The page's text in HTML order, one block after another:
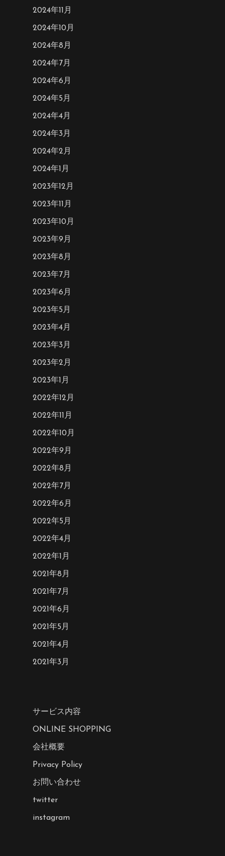
2024年11月
2024年10月
2024年8月
2024年7月
2024年6月
2024年5月
2024年4月
2024年3月
2024年2月
2024年1月
2023年12月
2023年11月
2023年10月
2023年9月
2023年8月
2023年7月
2023年6月
2023年5月
2023年4月
2023年3月
2023年2月
2023年1月
2022年12月
2022年11月
2022年10月
2022年9月
2022年8月
2022年7月
2022年6月
2022年5月
2022年4月
2022年1月
2021年8月
2021年7月
2021年6月
2021年5月
2021年4月
2021年3月
サービス内容
ONLINE SHOPPING
会社概要
Privacy Policy
お問い合わせ
twitter
instagram